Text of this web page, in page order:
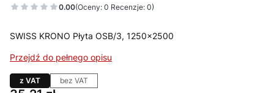
0.00(Oceny: 0 Recenzje: 0)
SWISS KRONO Płyta OSB/3, 1250x2500
Przejdź do pełnego opisu
z VAT bez VAT